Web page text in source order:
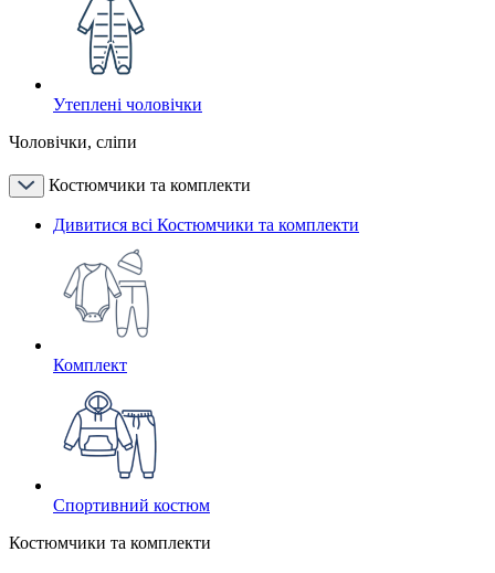
Утеплені чоловічки
Чоловічки, сліпи
Костюмчики та комплекти
Дивитися всі Костюмчики та комплекти
Комплект
Спортивний костюм
Костюмчики та комплекти